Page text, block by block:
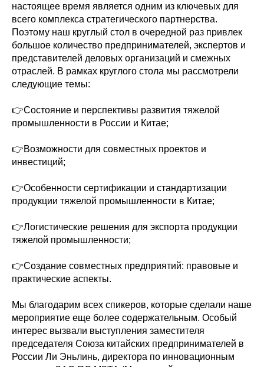
настоящее время является одним из ключевых для
всего комплекса стратегического партнерства.
Поэтому наш круглый стол в очередной раз привлек
большое количество предпринимателей, экспертов и
представителей деловых организаций и смежных
отраслей. В рамках круглого стола мы рассмотрели
следующие темы:
👉Состояние и перспективы развития тяжелой
промышленности в России и Китае;
👉Возможности для совместных проектов и
инвестиций;
👉Особенности сертификации и стандартизации
продукции тяжелой промышленности в Китае;
👉Логистические решения для экспорта продукции
тяжелой промышленности;
👉Создание совместных предприятий: правовые и
практические аспекты.
Мы благодарим всех спикеров, которые сделали наше
мероприятие еще более содержательным. Особый
интерес вызвали выступления заместителя
председателя Союза китайских предпринимателей в
России Ли Эньлинь, директора по инновационным